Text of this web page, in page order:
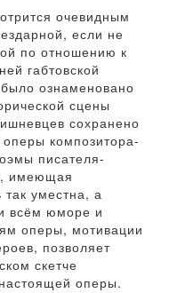
очевидным
если не
по отношению к
габтовской
ознаменовано
сцены
сохранено
оперы композитора-
писателя-
имеющая
так уместна, а
всём юморе и
оперы, мотивации
позволяет
скетче
оперы.